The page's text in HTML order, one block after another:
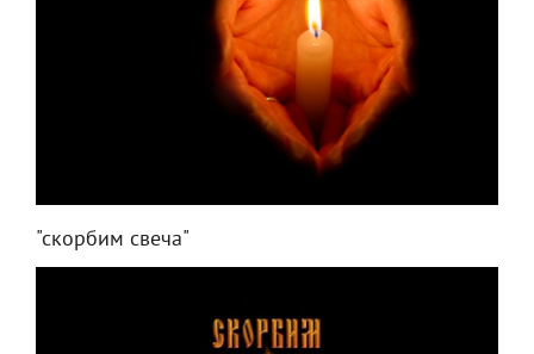
"скорбим свеча"